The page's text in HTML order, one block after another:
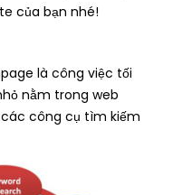
của bạn nhé!
là công việc tối
nằm trong web
công cụ tìm kiếm